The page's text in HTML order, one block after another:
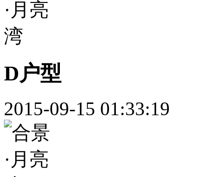
D户型
2015-09-15 01:33:19